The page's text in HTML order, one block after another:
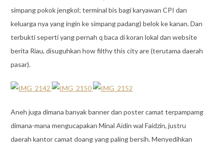
simpang pokok jengkol; terminal bis bagi karyawan CPI dan
keluarga nya yang ingin ke simpang padang) belok ke kanan. Dan
terbukti seperti yang pernah q baca di koran lokal dan website
berita Riau, disuguhkan how filthy this city are (terutama daerah
pasar).
Aneh juga dimana banyak banner dan poster camat terpampamg
dimana-mana mengucapakan Minal Aidin wal Faidzin, justru
daerah kantor camat doang yang paling bersih. Menyedihkan